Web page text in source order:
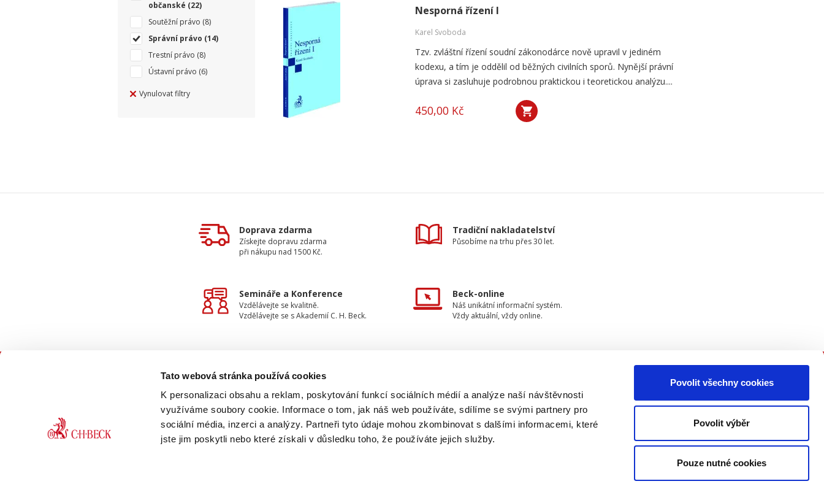
Tato webová stránka používá cookies
K personalizaci obsahu a reklam, poskytování funkcí sociálních médií a analýze naší návštěvnosti
využíváme soubory cookie. Informace o tom, jak náš web používáte, sdílíme se svými partnery pro
sociální média, inzerci a analýzy. Partneři tyto údaje mohou zkombinovat s dalšími informacemi, které
jste jim poskytli nebo které získali v důsledku toho, že používáte jejich služby.
Povolit všechny cookies
Povolit výběr
Pouze nutné cookies
občanské (22)
Soutěžní právo (8)
Správní právo (14)
Trestní právo (8)
Ústavní právo (6)
Vynulovat filtry
Nesporná řízení I
Karel Svoboda
Tzv. zvláštní řízení soudní zákonodárce nově upravil v jediném
kodexu, a tím je oddělil od běžných civilních sporů. Nynější právní
úprava si zasluhuje podrobnou praktickou i teoretickou analýzu....
450,00 Kč
Doprava zdarma
Získejte dopravu zdarma
při nákupu nad 1500 Kč.
Tradiční nakladatelství
Působíme na trhu přes 30 let.
Semináře a Konference
Vzdělávejte se kvalitně.
Vzdělávejte se s Akademií C. H. Beck.
Beck-online
Náš unikátní informační systém.
Vždy aktuální, vždy online.
KONTAKTUJTE NÁS
733 734 348
INFORMACE
O nakladatelství
Ochrana osobních údajů
PŘIPOJTE SE K NÁM
Buďte informovaní o našich
konferencích a akčních nabídkách